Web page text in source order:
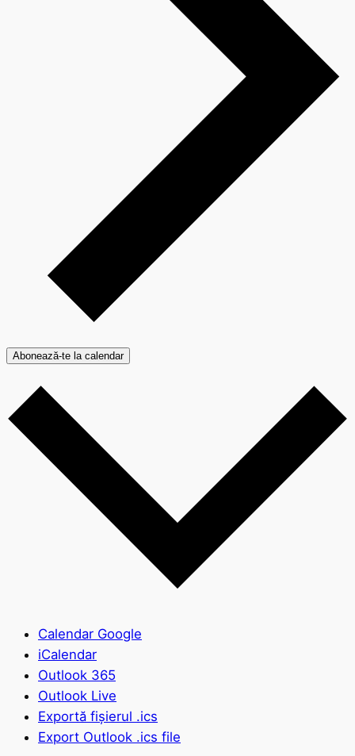
Abonează-te la calendar
Calendar Google
iCalendar
Outlook 365
Outlook Live
Exportă fișierul .ics
Export Outlook .ics file